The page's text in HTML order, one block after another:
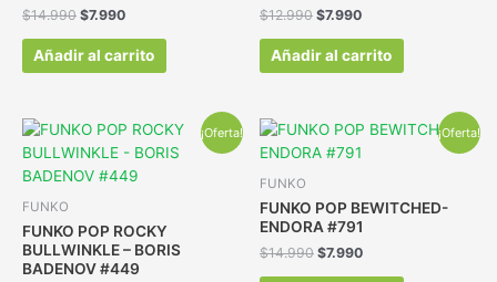
$14.990 $7.990
Añadir al carrito
$12.990 $7.990
Añadir al carrito
¡Oferta!
FUNKO
FUNKO POP ROCKY
BULLWINKLE – BORIS
BADENOV #449
¡Oferta!
FUNKO
FUNKO POP BEWITCHED-
ENDORA #791
$14.990 $7.990